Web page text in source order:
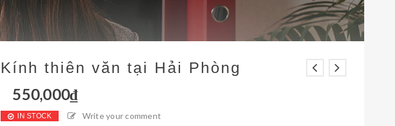
Kính thiên văn tại Hải Phòng
550,000₫
IN STOCK Write your comment